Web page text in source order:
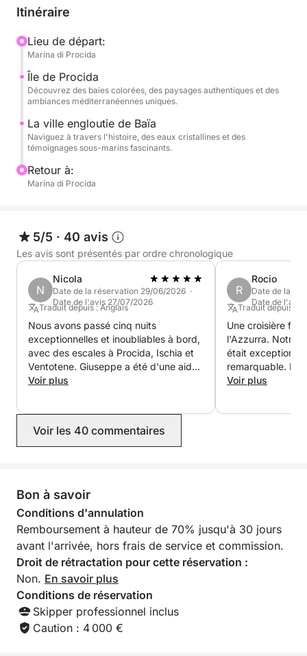
cristallines et des panoramas méditerranéens
colorées, ses petits villages côtiers et son
atmosphère authentique et décontractée.
En poursuivant votre route vers Baïes, vous
découvrirez l'un des sites les plus fascinants des
Champs Phlégréens : la célèbre Cité engloutie, un
lieu chargé d'histoire et de beauté où la mer
préserve les vestiges de l'Antiquité romaine. Durant
la croisière, vous profiterez de moments de détente
à bord, de pauses baignade et de vues
L'expérience comprend un apéritif à bord, idéal pour
profiter pleinement de la journée, dans un confort
absolu, entre mer, soleil et convivialité. 🥂 Cette
excursion est parfaite pour les couples, les familles
ou les groupes d'amis à la recherche d'une journée
exclusive alliant nature, culture et détente.
Pour toute personnalisation ou demande particulière,
vous pouvez contacter directement le propriétaire
par chat.
Réservez dès maintenant votre excursion entre
Procida et Baia avec Click&Boat et vivez une journée
Itinéraire
Lieu de départ:
Marina di Procida
Île de Procida
Découvrez des baies colorées, des paysages authentiques et des
ambiances méditerranéennes uniques.
La ville engloutie de Baïa
Naviguez à travers l'histoire, des eaux cristallines et des
témoignages sous-marins fascinants.
Retour à:
Marina di Procida
5/5 · 40 avis
Les avis sont présentés par ordre chronologique
N
Nicola
Date de la réservation 29/06/2026 ·
Date de l'avis 27/07/2026
Traduit depuis : Anglais
Nous avons passé cinq nuits
exceptionnelles et inoubliables à bord,
avec des escales à Procida, Ischia et
Ventotene. Giuseppe a été d'une aide
précieuse pour la réservation et
s'est démené pour que nous passions
un séjour parfait. Nous espérons
seconde à réserver à nouveau avec
Giuseppe.
Voir plus
R
Rocio
Date de la
Date de l'avis
Traduit depuis :
Une croisière
l'Azzurra. Notre
était
remarquable. Le
neuf, était
bientôt. Merci,
Voir plus
Voir les 40 commentaires
Bon à savoir
Conditions d'annulation
Remboursement à hauteur de 70% jusqu'à 30 jours
avant l'arrivée, hors frais de service et commission.
Droit de rétractation pour cette réservation :
Non. En savoir plus
Conditions de réservation
Skipper professionnel inclus
Caution : 4 000 €